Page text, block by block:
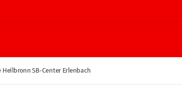
Heilbronn SB-Center Erlenbach